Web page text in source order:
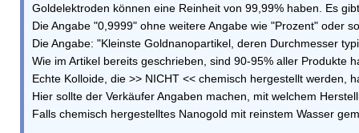
Goldelektroden können eine Reinheit von 99,99% haben. Es
Die Angabe "0,9999" ohne weitere Angabe wie "Prozent" oder
Die Angabe: "Kleinste Goldnanopartikel, deren Durchmesser
Wie im Artikel bereits geschrieben, sind 90-95% aller Produkte
Echte Kolloide, die >> NICHT << chemisch hergestellt
Hier sollte der Verkäufer Angaben machen, mit welchem
Falls chemisch hergestelltes Nanogold mit reinstem Wasser